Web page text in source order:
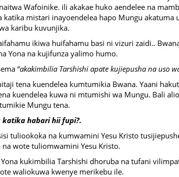
Wafoinike. ili akakae huko aendelee na
katika mistari inayoendelea hapo Mungu akatuma
karibu kuvunjika.
ikiwa huifahamu basi ni vizuri zaidi..
Yona na kujifunza yalimo humo.
“akakimbilia Tarshishi apate kujiepusha na uso
tena kuendelea kumtumikia Bwana. Yaani
kuendelea kuwa ni mtumishi wa Mungu. Bali
Mungu tena.
habari hii fupi?.
tuliookoka na kumwamini Yesu Kristo
wote tuliomwamini Yesu Kristo.
kukimbilia Tarshishi dhoruba na tufani
waliokuwa kwenye merikebu ile.